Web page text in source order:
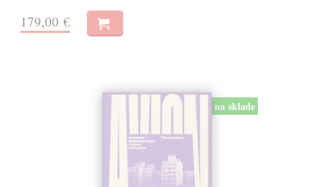
179,00 €
na sklade